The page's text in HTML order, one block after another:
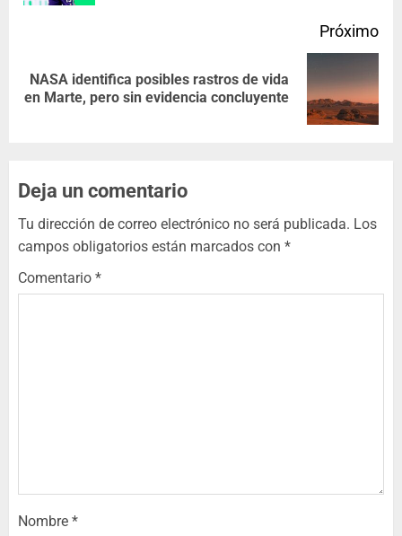
Próximo
NASA identifica posibles rastros de vida
en Marte, pero sin evidencia concluyente
Deja un comentario
Tu dirección de correo electrónico no será publicada. Los
campos obligatorios están marcados con *
Comentario *
Nombre *